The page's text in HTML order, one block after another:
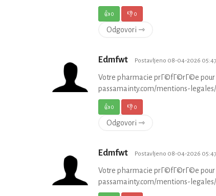
👍0 👎0
Odgovori ⇾
Edmfwt Postavljeno 08-04-2026
Votre pharmacie prГ©fГ©rГ©e
passamainty.com/mentions-
👍0 👎0
Odgovori ⇾
Edmfwt Postavljeno 08-04-2026
Votre pharmacie prГ©fГ©rГ©e
passamainty.com/mentions-